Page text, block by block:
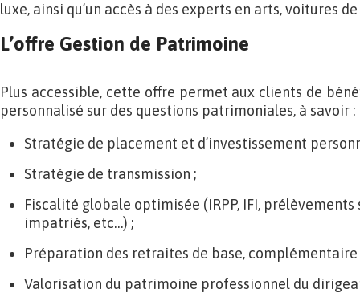
luxe, ainsi qu’un accès à des experts en arts, voitures
L’offre Gestion de Patrimoine
Plus accessible, cette offre permet aux clients de
personnalisé sur des questions patrimoniales, à savoir :
Stratégie de placement et d’investissement
Stratégie de transmission ;
Fiscalité globale optimisée (IRPP, IFI, prélèvements
impatriés, etc…) ;
Préparation des retraites de base,
Valorisation du patrimoine professionnel du